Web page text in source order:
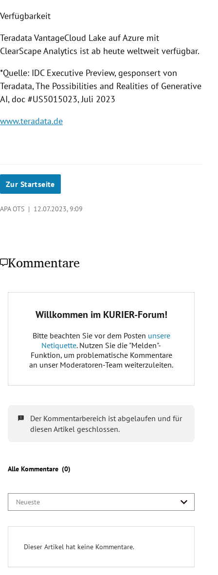
Verfügbarkeit
Teradata VantageCloud Lake auf Azure mit
ClearScape Analytics ist ab heute weltweit verfügbar.
*Quelle: IDC Executive Preview, gesponsert von
Teradata, The Possibilities and Realities of Generative
AI, doc #US5015023, Juli 2023
www.teradata.de
Zur Startseite
APA OTS | 12.07.2023, 9:09
Kommentare